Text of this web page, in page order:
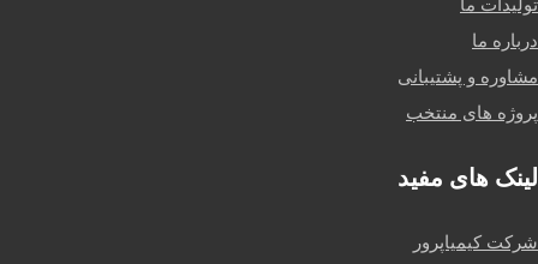
تولیدات ما
درباره ما
مشاوره و پشتیبانی
پروژه های منتخب
لینک های مفید
شرکت کیمیاپرور